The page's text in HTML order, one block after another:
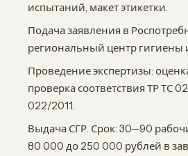
испытаний, макет этикетки.
Подача заявления в
региональный центр гигиены
Проведение экспертизы:
проверка соответствия ТР ТС
022/2011.
Выдача СГР. Срок: 30—90
80 000 до 250 000 рублей в